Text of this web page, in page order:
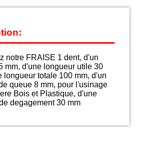
notre FRAISE 1 dent, d'un
mm, d'une longueur utile 30
longueur totale 100 mm, d'un
queue 8 mm, pour l'usinage
Bois et Plastique, d'une
degagement 30 mm